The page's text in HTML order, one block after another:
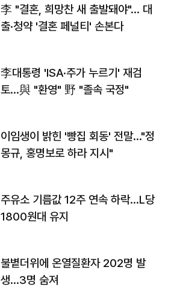
李 "결혼, 희망찬 새 출발돼야"… 대
출·청약 '결혼 페널티' 손본다
李대통령 'ISA·주가 누르기' 재검
토…與 "환영" 野 "졸속 국정"
이임생이 밝힌 '빵집 회동' 전말…"정
몽규, 홍명보로 하라 지시"
주유소 기름값 12주 연속 하락…L당
1800원대 유지
불볕더위에 온열질환자 202명 발
생…3명 숨져